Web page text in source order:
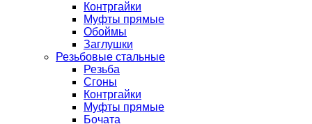
Контргайки
Муфты прямые
Обоймы
Заглушки
Резьбовые стальные
Резьба
Сгоны
Контргайки
Муфты прямые
Бочата